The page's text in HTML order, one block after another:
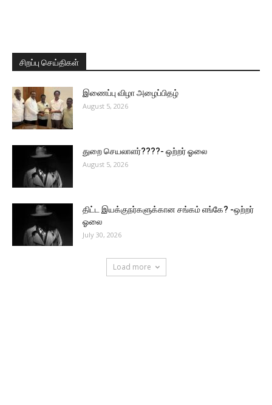
சிறப்பு செய்திகள்
இணைப்பு விழா அழைப்பிதழ்
August 5, 2026
துறை செயலாளர்????- ஒற்றர் ஓலை
August 5, 2026
திட்ட இயக்குநர்களுக்கான சங்கம் எங்கே? -ஒற்றர்
ஓலை
July 30, 2026
Load more